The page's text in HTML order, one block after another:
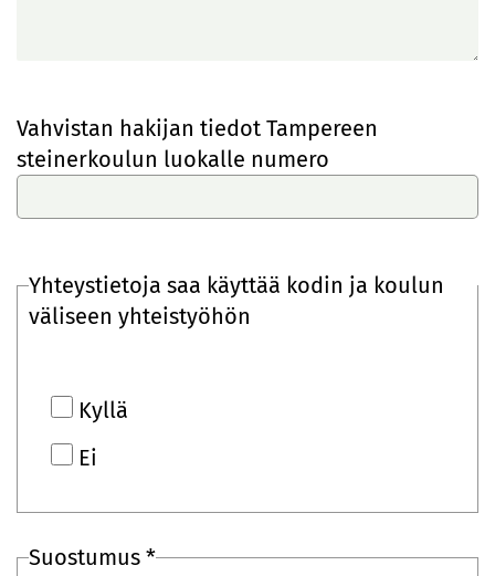
Vahvistan hakijan tiedot Tampereen
steinerkoulun luokalle numero
Yhteystietoja saa käyttää kodin ja koulun
väliseen yhteistyöhön
Kyllä
Ei
Suostumus *